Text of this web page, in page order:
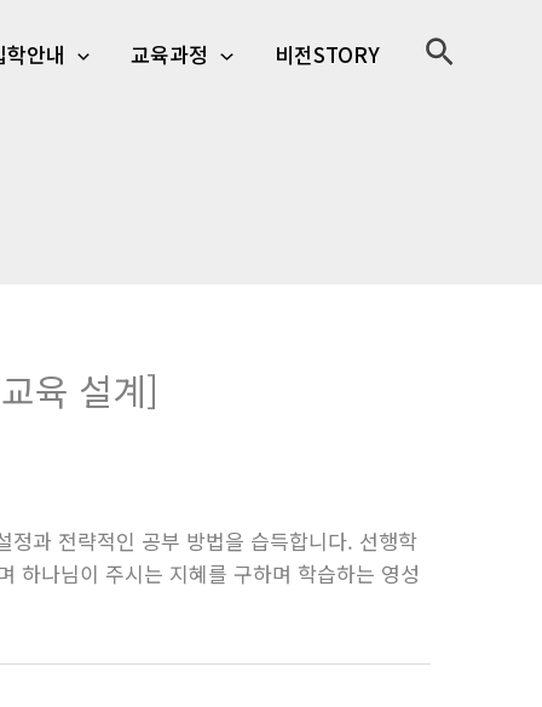
학안내 교육과정 비전STORY
검
육 설계]
과 전략적인 공부 방법을 습득합니다. 선행학
하나님이 주시는 지혜를 구하며 학습하는 영성